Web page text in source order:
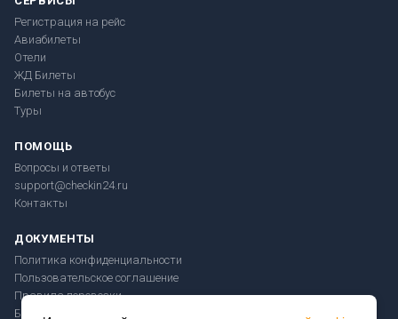
Регистрация на рейс
Авиабилеты
Отели
ЖД Билеты
Билеты на автобус
Туры
ПОМОЩЬ
Вопросы и ответы
support@checkin24.ru
Контакты
ДОКУМЕНТЫ
Политика конфиденциальности
Пользовательское соглашение
Правила перевозки
Безопасность платежей